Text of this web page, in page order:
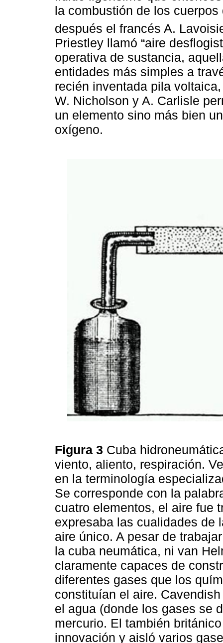
la combustión de los
después el francés A.
Priestley llamó “aire
operativa de sustancia,
entidades más simples a
recién inventada pila
W. Nicholson y A. Carlisle
un elemento sino más bien
oxígeno.
Figura 3 Cuba
viento, aliento, respiración.
en la terminología
Se corresponde con la
cuatro elementos, el aire fue
expresaba las cualidades de
aire único. A pesar de
la cuba neumática, ni van
claramente capaces de
diferentes gases que los
constituían el aire.
el agua (donde los gases se
mercurio. El también
innovación y aisló varios